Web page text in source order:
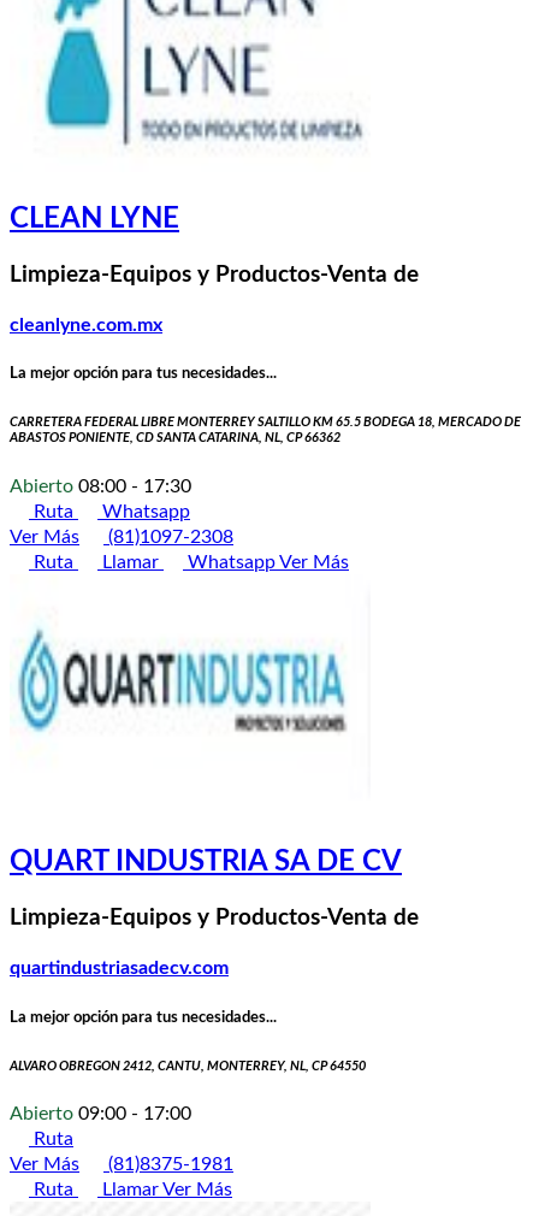
CLEAN LYNE
Limpieza-Equipos y Productos-Venta de
cleanlyne.com.mx
La mejor opción para tus necesidades...
CARRETERA FEDERAL LIBRE MONTERREY SALTILLO KM 65.5 BODEGA 18, MERCADO DE
ABASTOS PONIENTE, CD SANTA CATARINA, NL, CP 66362
Abierto 08:00 - 17:30
Ruta
Whatsapp
Ver Más
(81)1097-2308
Ruta
Llamar WhatsappVer Más
QUART INDUSTRIA SA DE CV
Limpieza-Equipos y Productos-Venta de
quartindustriasadecv.com
La mejor opción para tus necesidades...
ALVARO OBREGON 2412, CANTU, MONTERREY, NL, CP 64550
Abierto 09:00 - 17:00
Ruta
Ver Más
(81)8375-1981
Ruta
LlamarVer Más